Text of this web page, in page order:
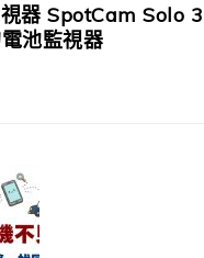
器 SpotCam Solo
池監視器